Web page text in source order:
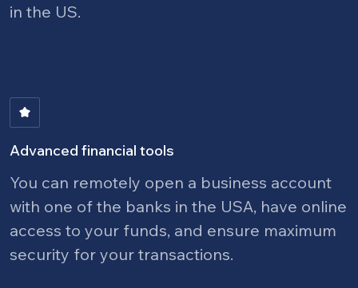
in the US.
Image
Advanced financial tools
You can remotely open a business account
with one of the banks in the USA, have online
access to your funds, and ensure maximum
security for your transactions.